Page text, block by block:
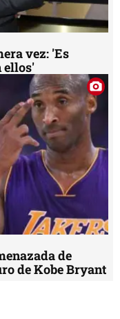
vez: 'Es
ellos'
de
de Kobe Bryant